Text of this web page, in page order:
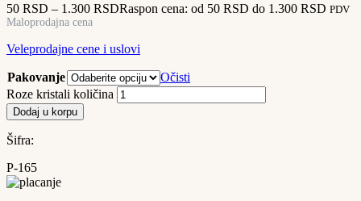
50 RSD – 1.300 RSDRaspon cena: od 50 RSD do 1.300 RSD PDV
Maloprodajna cena
Veleprodajne cene i uslovi
Pakovanje
Očisti
Roze kristali količina
Dodaj u korpu
Šifra:
P-165